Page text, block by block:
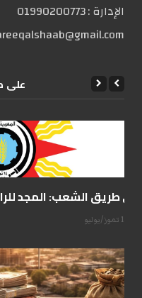
الإدارة :01990200773
علی
على طريق الشعب: المجد
14 تموز/يوليو